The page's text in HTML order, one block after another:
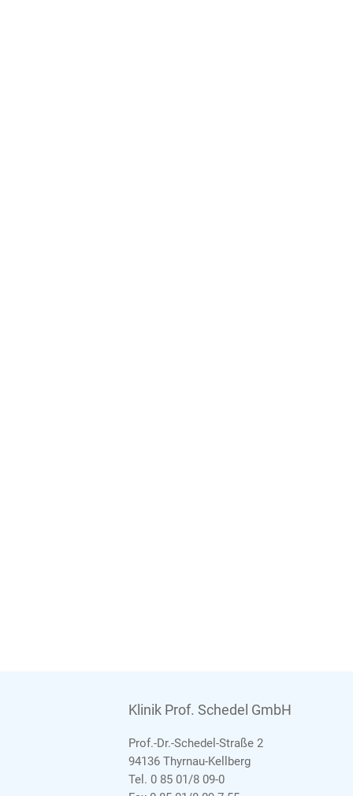
Klinik Prof. Schedel GmbH
Prof.-Dr.-Schedel-Straße 2
94136 Thyrnau-Kellberg
Tel. 0 85 01/8 09-0